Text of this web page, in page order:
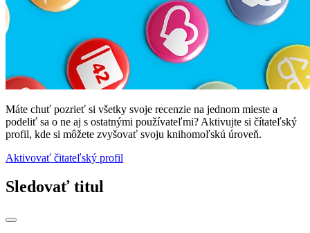
Máte chuť pozrieť si všetky svoje recenzie na jednom mieste a
podeliť sa o ne aj s ostatnými používateľmi? Aktivujte si čítateľský
profil, kde si môžete zvyšovať svoju knihomoľskú úroveň.
Aktivovať čitateľský profil
Sledovať titul